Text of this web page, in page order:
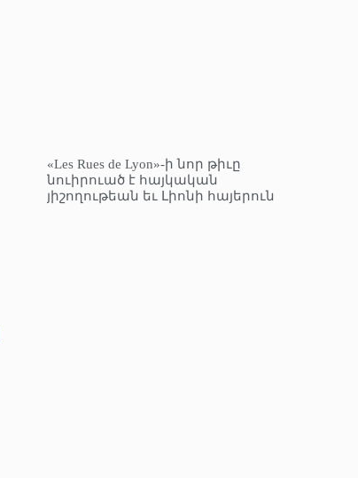
«Les Rues de Lyon»-ի նոր թիւը
նուիրուած է հայկական
յիշողութեան եւ Լիոնի հայերուն